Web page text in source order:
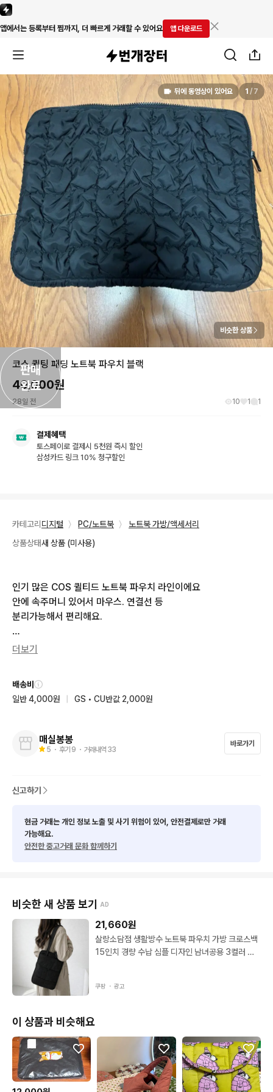
앱에서는 등록부터 찜까지, 더 빠르게 거래할 수 있어요 앱 다운로드
판매
완료
뒤에 동영상이 있어요 1 / 7
비슷한 상품
코스 퀼팅 패딩 노트북 파우치 블랙
40,000원
28일 전 10 1 1
결제혜택
토스페이로 결제시 5천원 즉시 할인
삼성카드 링크 10% 청구할인
카테고리 디지털 〉 PC/노트북 〉
노트북 가방/액세서리
상품상태새 상품 (미사용)
인기 많은 COS 퀼티드 노트북 파우치 라인이에요
안에 속주머니 있어서 마우스. 연결선 등
분리가능해서 편리해요.
가벼운 무게감으로 데일리 아이템으로 추천드려요
새상품입니다.
일반+4.000
더보기
배송비
일반 4,000원
GS • CU반값 2,000원
매실봉봉
5 ・ 후기 9 ・ 거래내역 33
바로가기
신고하기
현금 거래는 개인 정보 노출 및 사기 위험이 있어, 안전결제로만 거래
가능해요.
안전한 중고거래 문화 함께하기
비슷한 새 상품 보기 AD
21,660원
살랑소담점 생활방수 노트북 파우치 가방 크로스백
15인치 경량 수납 심플 디자인 남녀공용 3컬러 블
쿠팡 ・ 광고
이 상품과 비슷해요